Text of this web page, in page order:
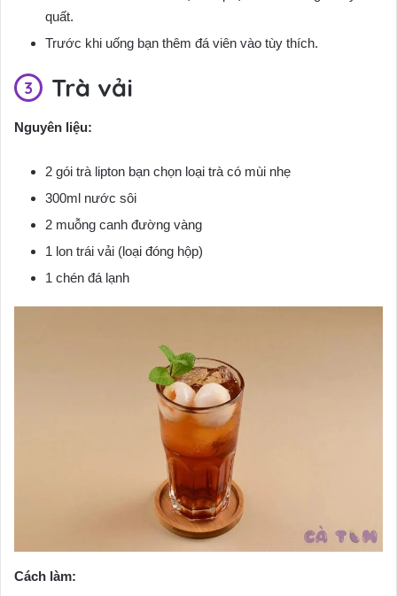
quất.
Trước khi uống bạn thêm đá viên vào tùy thích.
Trà vải
Nguyên liệu:
2 gói trà lipton bạn chọn loại trà có mùi nhẹ
300ml nước sôi
2 muỗng canh đường vàng
1 lon trái vải (loại đóng hộp)
1 chén đá lạnh
Cách làm: